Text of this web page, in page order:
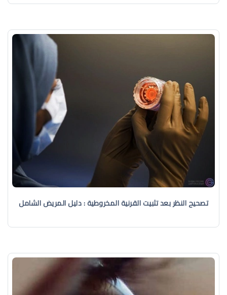
تصحيح النظر بعد تثبيت القرنية المخروطية : دليل المريض الشامل